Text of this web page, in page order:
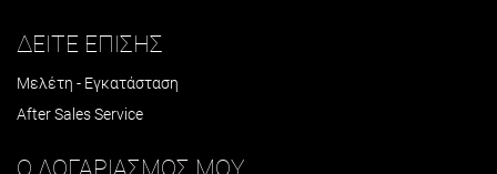
ΔΕΙΤΕ ΕΠΙΣΗΣ
Μελέτη - Εγκατάσταση
After Sales Service
Ο ΛΟΓΑΡΙΑΣΜΟΣ ΜΟΥ